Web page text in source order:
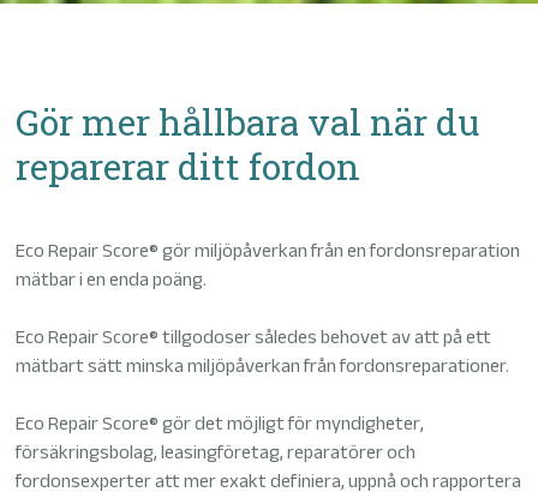
Gör mer hållbara val när du
reparerar ditt fordon
Eco Repair Score® gör miljöpåverkan från en fordonsreparation
mätbar i en enda poäng.
Eco Repair Score® tillgodoser således behovet av att på ett
mätbart sätt minska miljöpåverkan från fordonsreparationer.
Eco Repair Score® gör det möjligt för myndigheter,
försäkringsbolag, leasingföretag, reparatörer och
fordonsexperter att mer exakt definiera, uppnå och rapportera